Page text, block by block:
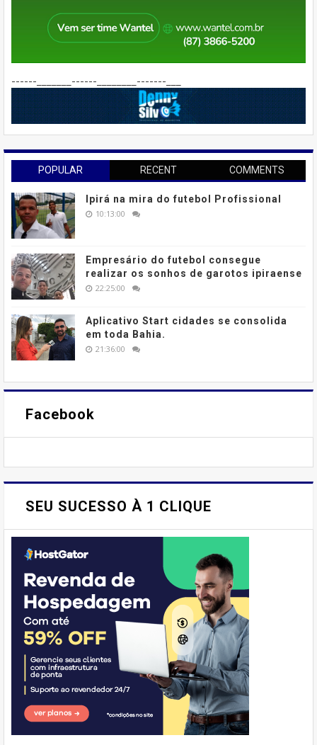
------_______------________-------___
POPULAR RECENT COMMENTS
Ipirá na mira do futebol Profissional
10:13:00
Empresário do futebol consegue
realizar os sonhos de garotos ipiraense
22:25:00
Aplicativo Start cidades se consolida
em toda Bahia.
21:36:00
Facebook
SEU SUCESSO À 1 CLIQUE